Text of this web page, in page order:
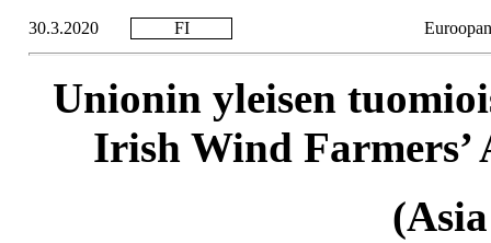
30.3.2020 FI
Unionin yleisen
Irish Wind Farmers’